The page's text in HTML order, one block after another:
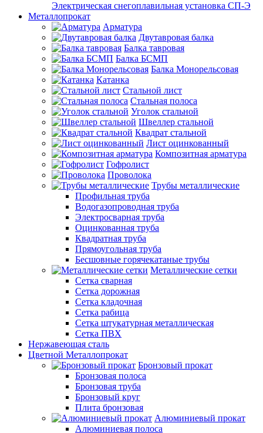
Электрическая снегоплавильная установка СП-Э
Металлопрокат
Арматура
Двутавровая балка
Балка тавровая
Балка БСМП
Балка Монорельсовая
Катанка
Стальной лист
Стальная полоса
Уголок стальной
Швеллер стальной
Квадрат стальной
Лист оцинкованный
Композитная арматура
Гофролист
Проволока
Трубы металлические
Профильная труба
Водогазопроводная труба
Электросварная труба
Оцинкованная труба
Квадратная труба
Прямоугольная труба
Бесшовные горячекатаные трубы
Металлические сетки
Сетка сварная
Сетка дорожная
Сетка кладочная
Сетка рабица
Сетка штукатурная металлическая
Сетка ПВХ
Нержавеющая сталь
Цветной Металлопрокат
Бронзовый прокат
Бронзовая полоса
Бронзовая труба
Бронзовый круг
Плита бронзовая
Алюминиевый прокат
Алюминиевая полоса